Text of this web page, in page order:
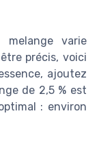
varie
précis, voici
ajoutez
de 2,5 % est
: environ